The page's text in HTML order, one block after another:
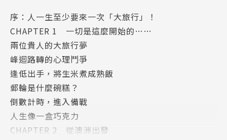
完成了環遊世界的夢想。
如果你跟我一樣，是個懶人夢想家，這本書將會告訴你
如何讓美夢成真！
自從第二本書《45歲退休，你準備好了？》出版後，
老黑與Olivia這對熱愛生活的夫妻有了新的計畫：來去
一趟「大」旅行吧！但規劃一趟大旅行不容易，雖然他
們嚮往無拘無束的背包客旅行，卻遺憾自己的能力、體
力不如年輕人，而且他們也不喜歡太過麻煩的事物。但
參加旅行團，通常限制多，行程趕，也不是很有意思。
序：人一生至少要來一次「大旅行」！
CHAPTER 1 一切是這麼開始的……
兩位貴人的大旅行夢
峰迴路轉的心理鬥爭
逢低出手，將生米煮成熟飯
郵輪是什麼碗糕？
倒數計時，進入備戰
人生像一盒巧克力
CHAPTER 2 從澳洲出發